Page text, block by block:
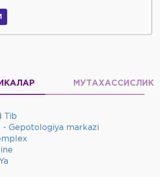
МУТАХАССИСЛИК
Tib
- Gepotologiya markazi